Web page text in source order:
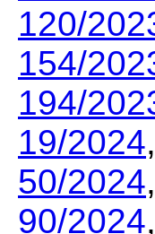
120/
154/
194/
19/2024,
50/2024,
90/2024,